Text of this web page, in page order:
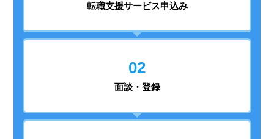
転職支援サービス申込み
02
面談・登録